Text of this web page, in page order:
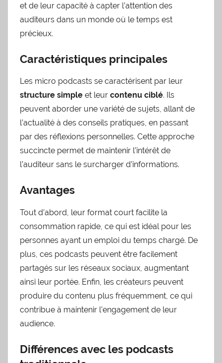
et de leur capacité à capter l’attention des
auditeurs dans un monde où le temps est
précieux.
Caractéristiques principales
Les micro podcasts se caractérisent par leur
structure simple et leur contenu ciblé. Ils
peuvent aborder une variété de sujets, allant de
l’actualité à des conseils pratiques, en passant
par des réflexions personnelles. Cette approche
succincte permet de maintenir l’intérêt de
l’auditeur sans le surcharger d’informations.
Avantages
Tout d’abord, leur format court facilite la
consommation rapide, ce qui est idéal pour les
personnes ayant un emploi du temps chargé. De
plus, ces podcasts peuvent être facilement
partagés sur les réseaux sociaux, augmentant
ainsi leur portée. Enfin, les créateurs peuvent
produire du contenu plus fréquemment, ce qui
contribue à maintenir l’engagement de leur
audience.
Différences avec les podcasts